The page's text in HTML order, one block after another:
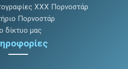
XXX Πορνοστάρ
Πορνοστάρ
δίκτυο μας